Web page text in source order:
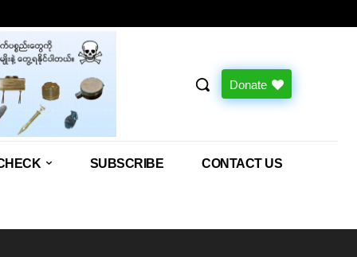
Donate
SUBSCRIBE CONTACT US